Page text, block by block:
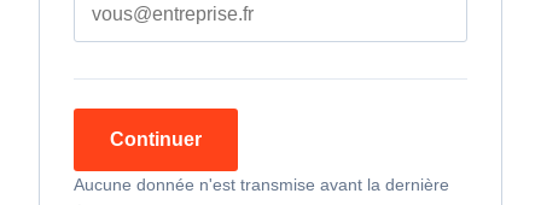
Continuer
Aucune donnée n'est transmise avant la dernière